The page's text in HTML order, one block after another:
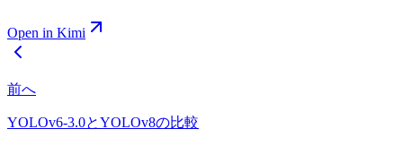
Open in Kimi
前へ
YOLOv6-3.0とYOLOv8の比較